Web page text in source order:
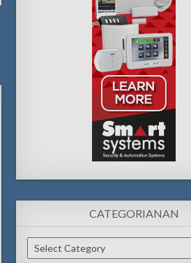
CATEGORIANAN
Categorianan